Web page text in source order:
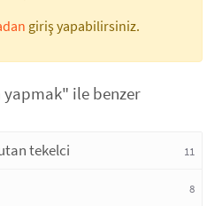
giriş yapabilirsiniz.
yapmak" ile benzer
tekelci 11
8